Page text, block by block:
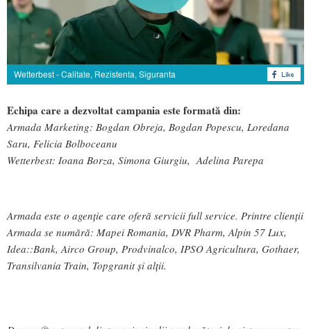
Wetterbest - Calitate, Rezistenta, Siguranta
Echipa care a dezvoltat campania este formată din:
Armada Marketing: Bogdan Obreja, Bogdan Popescu, Loredana
Saru, Felicia Bolboceanu
Wetterbest: Ioana Borza, Simona Giurgiu, Adelina Parepa
Armada este o agenție care oferă servicii full service. Printre clienții
Armada se numără: Mapei Romania, DVR Pharm, Alpin 57 Lux,
Idea::Bank, Airco Group, Prodvinalco, IPSO Agricultura, Gothaer,
Transilvania Train, Topgranit și alții.